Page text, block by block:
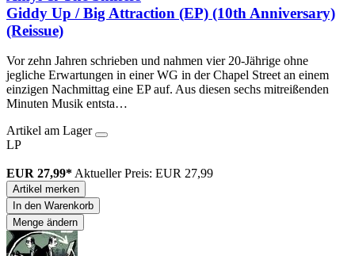
Giddy Up / Big Attraction (EP) (10th Anniversary)
(Reissue)
Vor zehn Jahren schrieben und nahmen vier 20-Jährige ohne
jegliche Erwartungen in einer WG in der Chapel Street an einem
einzigen Nachmittag eine EP auf. Aus diesen sechs mitreißenden
Minuten Musik entsta…
Artikel am Lager
LP
EUR 27,99* Aktueller Preis: EUR 27,99
Artikel merken
In den Warenkorb
Menge ändern